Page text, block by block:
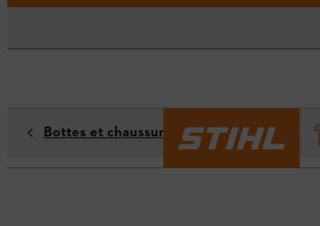
Bottes et chaussures de sécurité